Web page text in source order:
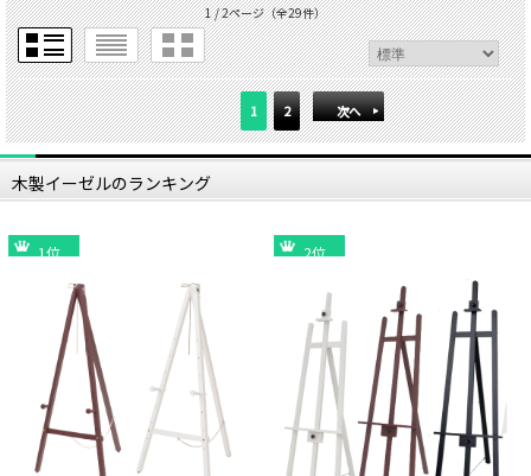
1 / 2ページ（全29件）
1 2 次へ
木製イーゼルのランキング
1位 2位